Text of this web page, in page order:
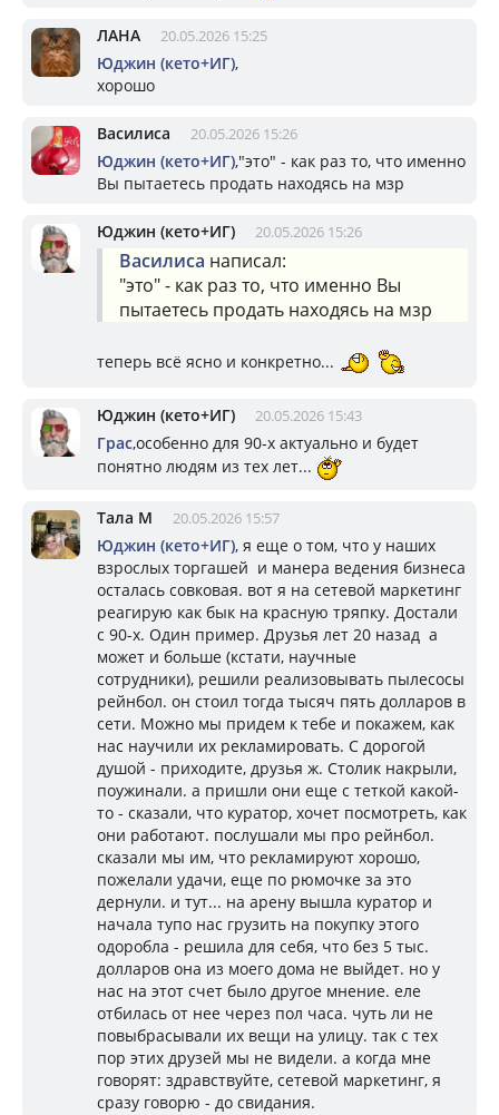
ЛАНА 20.05.2026 15:25
Юджин (кето+ИГ),
хорошо
Василиса 20.05.2026 15:26
Юджин (кето+ИГ),"это" - как раз то, что именно
Вы пытаетесь продать находясь на мзр
Юджин (кето+ИГ) 20.05.2026 15:26
Василиса написал:
"это" - как раз то, что именно Вы
пытаетесь продать находясь на мзр
теперь всё ясно и конкретно...
Юджин (кето+ИГ) 20.05.2026 15:43
Грас,особенно для 90-х актуально и будет
понятно людям из тех лет...
Тала М 20.05.2026 15:57
Юджин (кето+ИГ), я еще о том, что у наших
взрослых торгашей и манера ведения бизнеса
осталась совковая. вот я на сетевой маркетинг
реагирую как бык на красную тряпку. Достали
с 90-х. Один пример. Друзья лет 20 назад а
может и больше (кстати, научные
сотрудники), решили реализовывать пылесосы
рейнбол. он стоил тогда тысяч пять долларов в
сети. Можно мы придем к тебе и покажем, как
нас научили их рекламировать. С дорогой
душой - приходите, друзья ж. Столик накрыли,
поужинали. а пришли они еще с теткой какой-
то - сказали, что куратор, хочет посмотреть, как
они работают. послушали мы про рейнбол.
сказали мы им, что рекламируют хорошо,
пожелали удачи, еще по рюмочке за это
дернули. и тут... на арену вышла куратор и
начала тупо нас грузить на покупку этого
одоробла - решила для себя, что без 5 тыс.
долларов она из моего дома не выйдет. но у
нас на этот счет было другое мнение. еле
отбилась от нее через пол часа. чуть ли не
повыбрасывали их вещи на улицу. так с тех
пор этих друзей мы не видели. а когда мне
говорят: здравствуйте, сетевой маркетинг, я
сразу говорю - до свидания.